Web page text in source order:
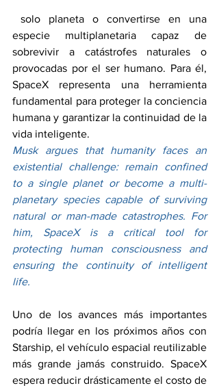
especie multiplanetaria capaz de
sobrevivir a catástrofes naturales o
provocadas por el ser humano. Para él,
SpaceX representa una herramienta
fundamental para proteger la conciencia
humana y garantizar la continuidad de la
vida inteligente.
Musk argues that humanity faces an
existential challenge: remain confined
to a single planet or become a multi-
planetary species capable of surviving
natural or man-made catastrophes. For
him, SpaceX is a critical tool for
protecting human consciousness and
ensuring the continuity of intelligent
life.
Uno de los avances más importantes
podría llegar en los próximos años con
Starship, el vehículo espacial reutilizable
más grande jamás construido. SpaceX
espera reducir drásticamente el costo de